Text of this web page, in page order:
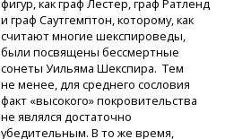
фигур, как граф Лестер, граф Ратленд
и граф Саутгемптон, которому, как
считают многие шекспироведы,
были посвящены бессмертные
сонеты Уильяма Шекспира. Тем
не менее, для среднего сословия
факт «высокого» покровительства
не являлся достаточно
убедительным. В то же время,